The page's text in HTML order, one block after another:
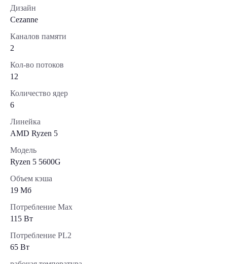
Дизайн
Cezanne
Каналов памяти
2
Кол-во потоков
12
Количество ядер
6
Линейка
AMD Ryzen 5
Модель
Ryzen 5 5600G
Объем кэша
19 Мб
Потребление Max
115 Вт
Потребление PL2
65 Вт